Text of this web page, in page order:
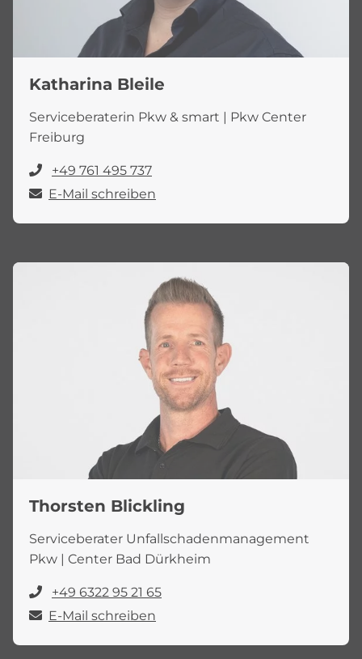
Katharina Bleile
Serviceberaterin Pkw & smart | Pkw Center
Freiburg
+49 761 495 737
E-Mail schreiben
Thorsten Blickling
Serviceberater Unfallschadenmanagement
Pkw | Center Bad Dürkheim
+49 6322 95 21 65
E-Mail schreiben